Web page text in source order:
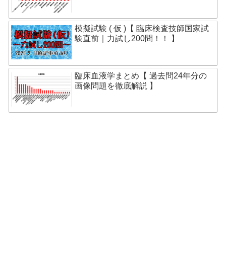
模擬試験 ( 仮 )【 臨床検査技師国家試
験直前｜力試し200問！！ 】
臨床血液学まとめ【 過去問24年分の
画像問題を徹底解説 】